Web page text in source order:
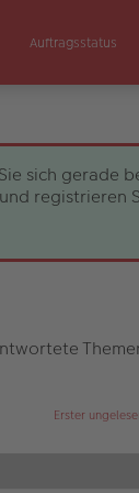
Auftragsstatus
sich gerade
registrieren
Erster